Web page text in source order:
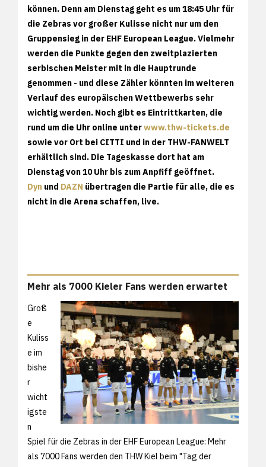
können. Denn am Dienstag geht es um 18:45 Uhr für
die Zebras vor großer Kulisse nicht nur um den
Gruppensieg in der EHF European League. Vielmehr
werden die Punkte gegen den zweitplazierten
serbischen Meister mit in die Hauptrunde
genommen - und diese Zähler könnten im weiteren
Verlauf des europäischen Wettbewerbs sehr
wichtig werden. Noch gibt es Eintrittkarten, die
rund um die Uhr online unterwww.thw-tickets.de
sowie vor Ort bei CITTI und in der THW-FANWELT
erhältlich sind. Die Tageskasse dort hat am
Dienstag von 10 Uhr bis zum Anpfiff geöffnet.
Dyn und DAZN übertragen die Partie für alle, die es
nicht in die Arena schaffen, live.
Mehr als 7000 Kieler Fans werden erwartet
Groß
e
Kuliss
e im
bishe
r
wicht
igste
n
Spiel für die Zebras in der EHF European League: Mehr
als 7000 Fans werden den THW Kiel beim "Tag der